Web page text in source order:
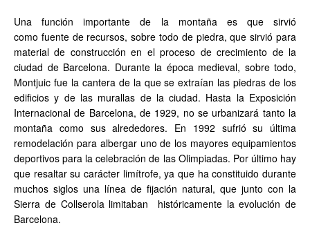
Una función importante de la montaña es que sirvió
como fuente de recursos, sobre todo de piedra, que sirvió para
material de construcción en el proceso de crecimiento de la
ciudad de Barcelona. Durante la época medieval, sobre todo,
Montjuic fue la cantera de la que se extraían las piedras de los
edificios y de las murallas de la ciudad. Hasta la Exposición
Internacional de Barcelona, de 1929, no se urbanizará tanto la
montaña como sus alrededores. En 1992 sufrió su última
remodelación para albergar uno de los mayores equipamientos
deportivos para la celebración de las Olimpiadas. Por último hay
que resaltar su carácter limítrofe, ya que ha constituido durante
muchos siglos una línea de fijación natural, que junto con la
Sierra de Collserola limitaban históricamente la evolución de
Barcelona.